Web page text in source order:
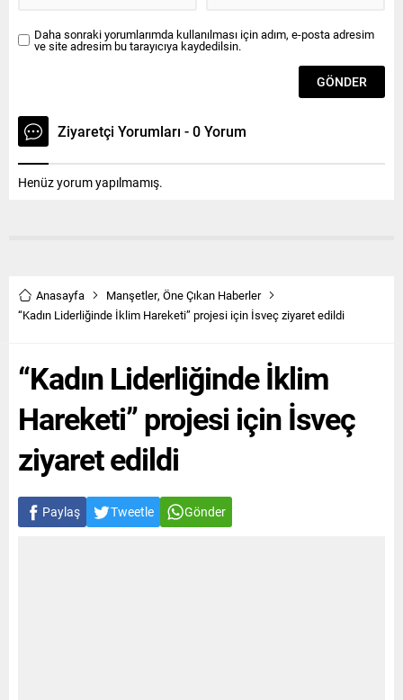
Daha sonraki yorumlarımda kullanılması için adım, e-posta adresim
ve site adresim bu tarayıcıya kaydedilsin.
Ziyaretçi Yorumları - 0 Yorum
Henüz yorum yapılmamış.
Anasayfa Manşetler, Öne Çıkan Haberler
“Kadın Liderliğinde İklim Hareketi” projesi için İsveç ziyaret edildi
“Kadın Liderliğinde İklim
Hareketi” projesi için İsveç
ziyaret edildi
Paylaş Tweetle Gönder